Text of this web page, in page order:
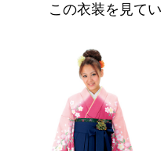
この衣装を見て